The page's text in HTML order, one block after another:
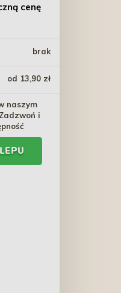
cenę
brak
od 13,90 zł
naszym
i